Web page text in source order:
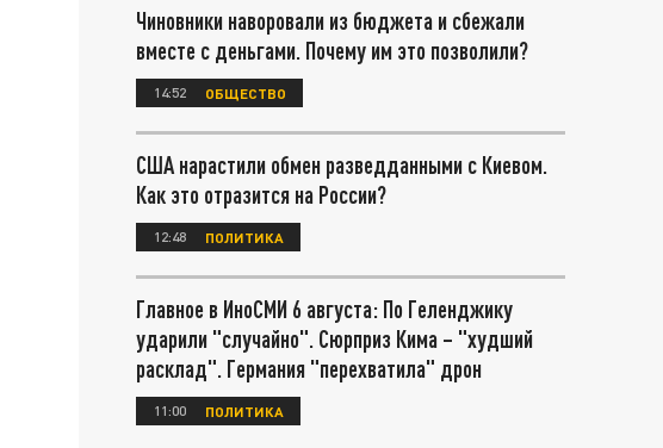
Чиновники наворовали из бюджета и сбежали
вместе с деньгами. Почему им это позволили?
14:52 ОБЩЕСТВО
США нарастили обмен разведданными с Киевом.
Как это отразится на России?
12:48 ПОЛИТИКА
Главное в ИноСМИ 6 августа: По Геленджику
ударили "случайно". Сюрприз Кима – "худший
расклад". Германия "перехватила" дрон
11:00 ПОЛИТИКА